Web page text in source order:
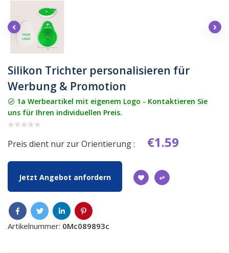
Silikon Trichter personalisieren für
Werbung & Promotion
1a Werbeartikel mit eigenem Logo - Kontaktieren Sie
uns für Ihren individuellen Preis.
Preis dient nur zur Orientierung : €1.59
Jetzt Angebot anfordern
Artikelnummer: 0Mc089893c